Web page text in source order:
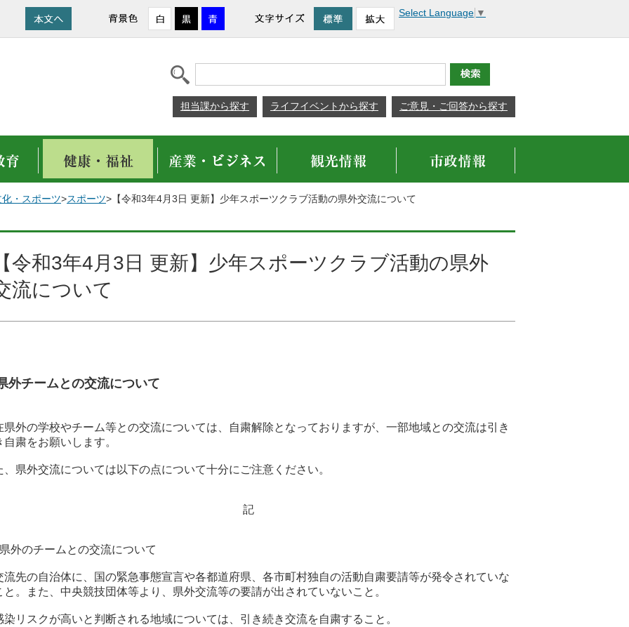
Select Language ▼
担当課から探す ライフイベントから探す ご意見・ご回答から探す
・スポーツ>スポーツ>【令和3年4月3日 更新】少年スポーツクラブ活動の県外交流について
令和3年4月3日 更新】少年スポーツクラブ活動の県外
流について
外チームとの交流について
県外の学校やチーム等との交流については、自粛解除となっておりますが、一部地域との交流は引き
自粛をお願いします。
、県外交流については以下の点について十分にご注意ください。
記
外のチームとの交流について
流先の自治体に、国の緊急事態宣言や各都道府県、各市町村独自の活動自粛要請等が発令されていな
と。また、中央競技団体等より、県外交流等の要請が出されていないこと。
染リスクが高いと判断される地域については、引き続き交流を自粛すること。